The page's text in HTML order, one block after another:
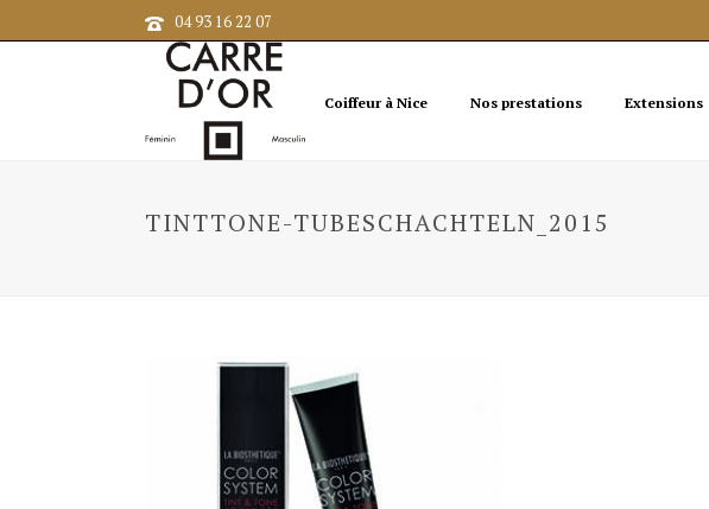
04 93 16 22 07
Coiffeur à Nice Nos prestations Extensions
TINTTONE-TUBESCHACHTELN_2015